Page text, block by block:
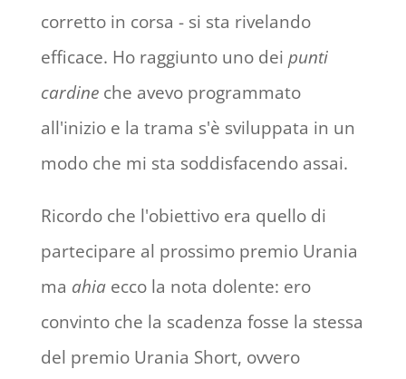
corretto in corsa - si sta rivelando
efficace. Ho raggiunto uno dei punti
cardineche avevo programmato
all'inizio e la trama s'è sviluppata in un
modo che mi sta soddisfacendo assai.
Ricordo che l'obiettivo era quello di
partecipare al prossimo premio Urania
ma ahiaecco la nota dolente: ero
convinto che la scadenza fosse la stessa
del premio Urania Short, ovvero